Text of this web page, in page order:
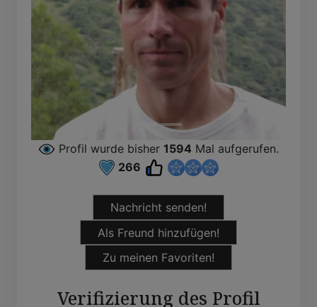
Profil wurde bisher 1594 Mal aufgerufen.
266
Nachricht senden!
Als Freund hinzufügen!
Zu meinen Favoriten!
Verifizierung des Profil